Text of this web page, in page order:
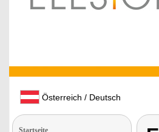
Österreich / Deutsch
Startseite